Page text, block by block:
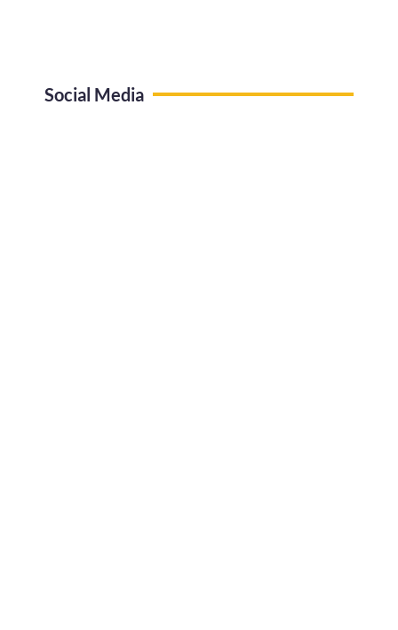
Social Media